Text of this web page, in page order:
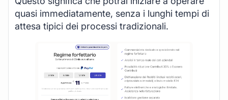
quasi immediatamente, senza i lunghi tempi di
attesa tipici dei processi tradizionali.